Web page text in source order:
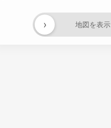
地図を表示
›